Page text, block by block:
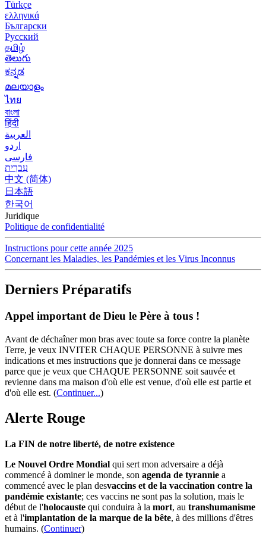
Türkçe
ελληνικά
Български
Русский
தமிழ்
తెలుగు
ಕನ್ನಡ
മലയാളം
ไทย
বাংলা
हिंदी
العربية
اردو
فارسی
עִברִית
中文 (简体)
日本語
한국어
Juridique
Politique de confidentialité
Instructions pour cette année 2025
Concernant les Maladies, les Pandémies et les Virus Inconnus
Derniers Préparatifs
Appel important de Dieu le Père à tous !
Avant de déchaîner mon bras avec toute sa force contre la planète
Terre, je veux INVITER CHAQUE PERSONNE à suivre mes
indications et mes instructions que je donnerai dans ce message
parce que je veux que CHAQUE PERSONNE soit sauvée et
revienne dans ma maison d'où elle est venue, d'où elle est partie et
d'où elle est. (Continuer...)
Alerte Rouge
La FIN de notre liberté, de notre existence
Le Nouvel Ordre Mondial qui sert mon adversaire a déjà
commencé à dominer le monde, son agenda de tyrannie a
commencé avec le plan desvaccins et de la vaccination contre la
pandémie existante; ces vaccins ne sont pas la solution, mais le
début de l'holocauste qui conduira à la mort, au transhumanisme
et à l'implantation de la marque de la bête, à des millions d'êtres
humains. (Continuer)